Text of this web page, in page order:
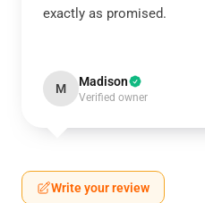
exactly as promised.
M Madison
Verified owner
Write your review